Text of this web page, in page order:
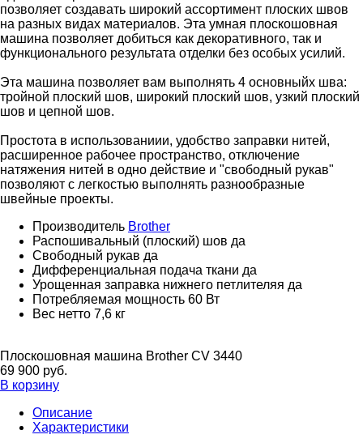
позволяет создавать широкий ассортимент плоских швов
на разных видах материалов. Эта умная плоскошовная
машина позволяет добиться как декоративного, так и
функционального результата отделки без особых усилий.
Эта машина позволяет вам выполнять 4 основныйх шва:
тройной плоский шов, широкий плоский шов, узкий плоский
шов и цепной шов.
Простота в использованиии, удобство заправки нитей,
расширенное рабочее пространство, отключение
натяжения нитей в одно действие и "свободный рукав"
позволяют с легкостью выполнять разнообразные
швейные проекты.
Производитель Brother
Распошивальный (плоский) шов да
Свободный рукав да
Дифференциальная подача ткани да
Урощенная заправка нижнего петлителяя да
Потребляемая мощность 60 Вт
Вес нетто 7,6 кг
Плоскошовная машина Brother CV 3440
69 900 руб.
В корзину
Описание
Характеристики